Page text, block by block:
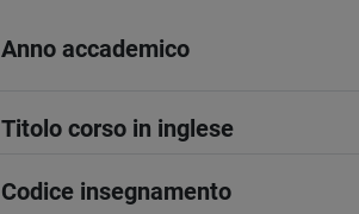
Anno accademico
Titolo corso in inglese
Codice insegnamento